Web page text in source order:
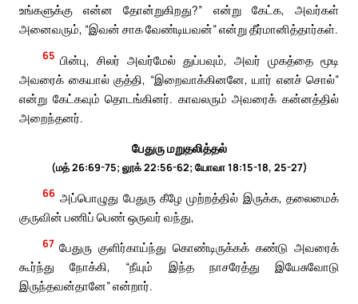
உங்களுக்கு என்ன தோன்றுகிறது?” என்று கேட்க, அவர்கள்
அனைவரும், “இவன் சாக வேண்டியவன்” என்று தீர்மானித்தார்கள்.
65 பின்பு, சிலர் அவர்மேல் துப்பவும், அவர் முகத்தை மூடி
அவரைக் கையால் குத்தி, “இறைவாக்கினனே, யார் எனச் சொல்”
என்று கேட்கவும் தொடங்கினர். காவலரும் அவரைக் கன்னத்தில்
அறைந்தனர்.
பேதுரு மறுதலித்தல்
(மத் 26:69-75; லூக் 22:56-62; யோவா 18:15-18, 25-27)
66 அப்பொழுது பேதுரு கீழே முற்றத்தில் இருக்க, தலைமைக்
குருவின் பணிப் பெண் ஒருவர் வந்து,
67 பேதுரு குளிர்காய்ந்து கொண்டிருக்கக் கண்டு அவரைக்
கூர்ந்து நோக்கி, “நீயும் இந்த நாசரேத்து இயேசுவோடு
இருந்தவன்தானே” என்றார்.